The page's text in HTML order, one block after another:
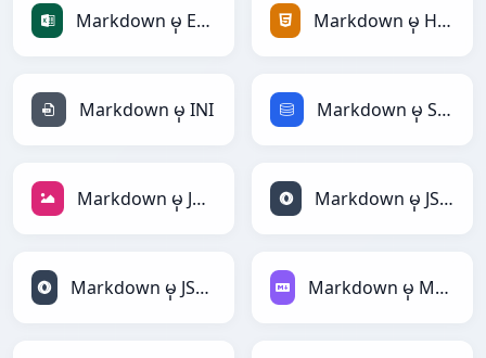
Markdown မှ Excel Markdown မှ HTML
Markdown မှ INI Markdown မှ SQL
Markdown မှ JPEG Markdown မှ JSON
Markdown မှ JSONLines Markdown မှ Markdown